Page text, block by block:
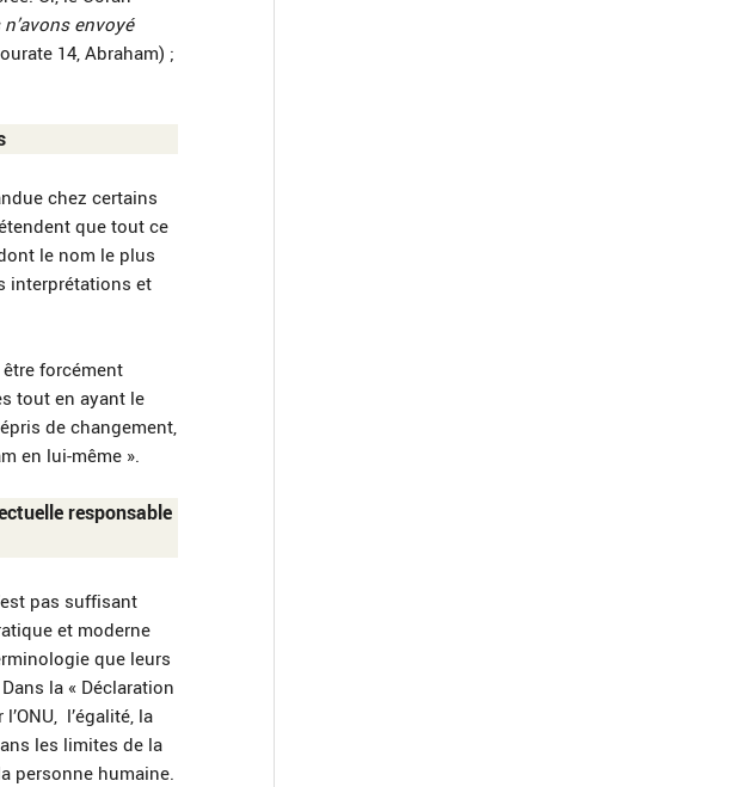
envoyé
14, Abraham) ;
chez certains
que tout ce
le nom le plus
interprétations et
forcément
tout en ayant le
de changement,
en lui-même ».
responsable
pas suffisant
et moderne
que leurs
la « Déclaration
l’égalité, la
les limites de la
personne humaine.